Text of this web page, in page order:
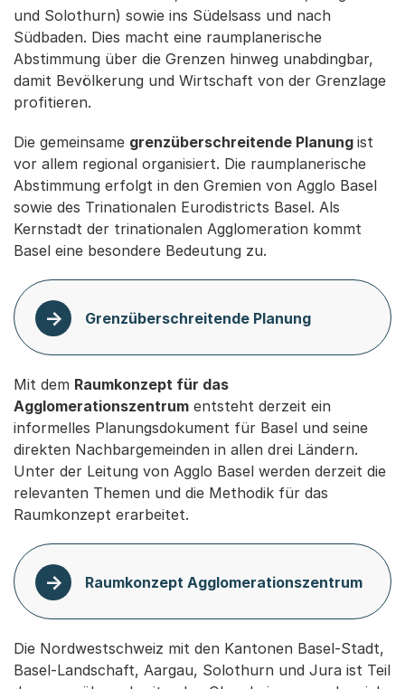
und Solothurn) sowie ins Südelsass und nach
Südbaden. Dies macht eine raumplanerische
Abstimmung über die Grenzen hinweg unabdingbar,
damit Bevölkerung und Wirtschaft von der Grenzlage
profitieren.
Die gemeinsame grenzüberschreitende Planung ist
vor allem regional organisiert. Die raumplanerische
Abstimmung erfolgt in den Gremien von Agglo Basel
sowie des Trinationalen Eurodistricts Basel. Als
Kernstadt der trinationalen Agglomeration kommt
Basel eine besondere Bedeutung zu.
Grenzüberschreitende Planung
Mit dem Raumkonzept für das
Agglomerationszentrum entsteht derzeit ein
informelles Planungsdokument für Basel und seine
direkten Nachbargemeinden in allen drei Ländern.
Unter der Leitung von Agglo Basel werden derzeit die
relevanten Themen und die Methodik für das
Raumkonzept erarbeitet.
Raumkonzept Agglomerationszentrum
Die Nordwestschweiz mit den Kantonen Basel-Stadt,
Basel-Landschaft, Aargau, Solothurn und Jura ist Teil